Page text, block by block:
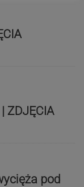
ZDJĘCIA
pod